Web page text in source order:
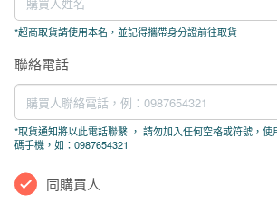
*超商取貨請使用本名，並記得攜帶身分證前往取貨
聯絡電話
*取貨通知將以此電話聯繫 ， 請勿加入任何空格或符號，
碼手機，如：0987654321
同購買人